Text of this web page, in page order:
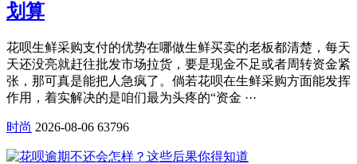
划算
花呗生鲜采购支付的优势在哪做生鲜买卖的老板都清楚，每天
天还没亮就赶往批发市场拉货，要是现金不足或者周转资金紧
张，那可真是能把人急疯了。倘若花呗在生鲜采购方面能发挥
作用，着实解决的是咱们最为头疼的“资金 ···
时尚 2026-08-06 63796